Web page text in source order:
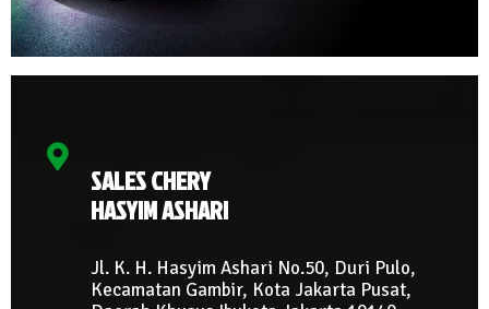
SALES CHERY
HASYIM ASHARI
Jl. K. H. Hasyim Ashari No.50, Duri Pulo,
Kecamatan Gambir, Kota Jakarta Pusat,